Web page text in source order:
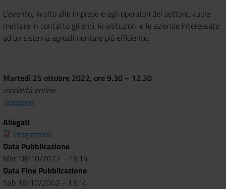
L’evento, rivolto alle imprese e agli operatori del settore, vuole
mettere in contatto gli enti, le istituzioni e le aziende interessate
ad un sistema agroalimentare più efficiente.
Martedì 25 ottobre 2022, ore 9.30 – 12.30
modalità online
Iscrizione
Allegati
Programma
Data Pubblicazione
Mar 18/10/2022 - 13:14
Data Fine Pubblicazione
Sab 18/10/2042 - 13:14